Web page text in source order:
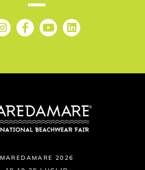
MAREDAMARE 2026